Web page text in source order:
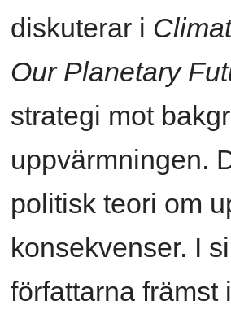
diskuterar i
Our Planetary
strategi mot
uppvärmningen.
politisk teori om
konsekvenser. I
författarna främst